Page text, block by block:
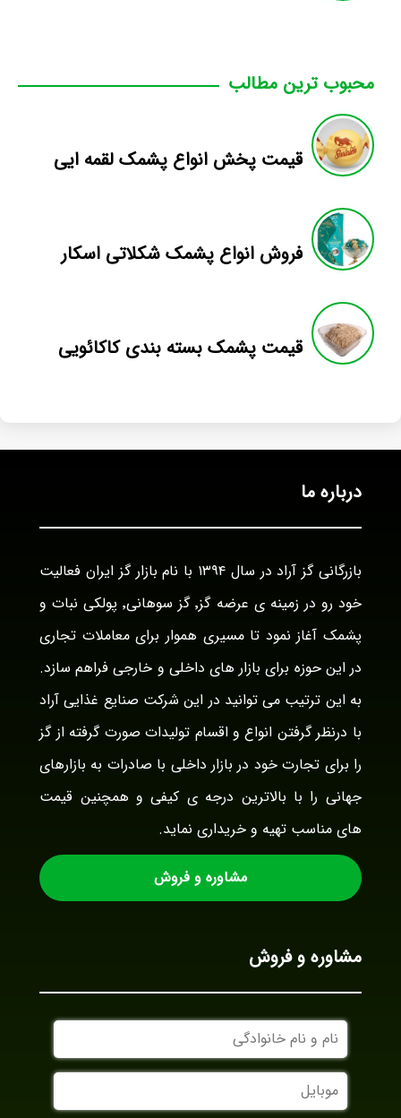
محبوب ترین مطالب
قیمت پخش انواع پشمک لقمه ایی
فروش انواع پشمک شکلاتی اسکار
قیمت پشمک بسته بندی کاکائویی
درباره ما
بازرگانی گز آراد در سال ۱۳۹۴ با نام بازار گز ایران فعالیت
خود رو در زمینه ی عرضه گز٬ گز سوهانی٬ پولکی نبات و
پشمک آغاز نمود تا مسیری هموار برای معاملات تجاری
در این حوزه برای بازار های داخلی و خارجی فراهم سازد.
به این ترتیب می توانید در این شرکت صنایع غذایی آراد
با درنظر گرفتن انواع و اقسام تولیدات صورت گرفته از گز
را برای تجارت خود در بازار داخلی با صادرات به بازارهای
جهانی را با بالاترین درجه ی کیفی و همچنین قیمت
های مناسب تهیه و خریداری نماید.
مشاوره و فروش
مشاوره و فروش
نام
و
نام
خانوادگی
موبایل